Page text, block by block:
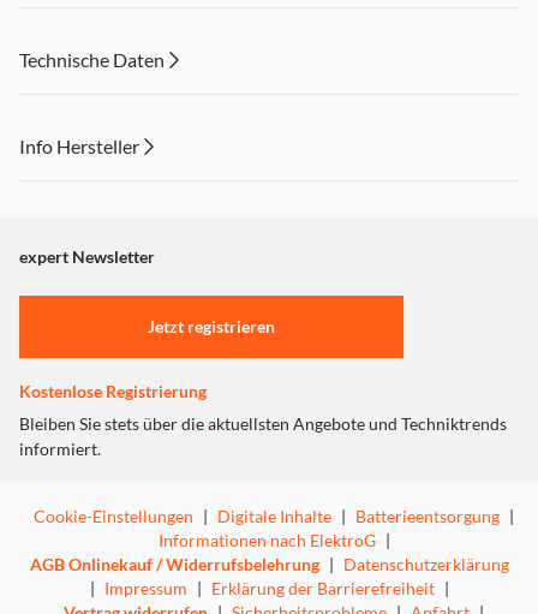
Technische Daten
Info Hersteller
"Marketing".
Einstellungen anpassen
expert Newsletter
Jetzt registrieren
Kostenlose Registrierung
Bleiben Sie stets über die aktuellsten Angebote und Techniktrends
informiert.
Cookie-Einstellungen | Digitale Inhalte | Batterieentsorgung |
Informationen nach ElektroG |
AGB Onlinekauf / Widerrufsbelehrung | Datenschutzerklärung
| Impressum | Erklärung der Barrierefreiheit |